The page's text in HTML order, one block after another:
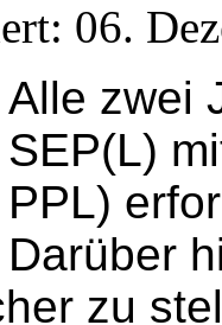
06.
Alle zwei
SEP(L)
PPL)
Darüber
zu